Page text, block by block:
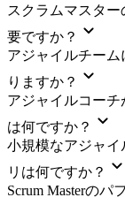
スクラムマスタ
要ですか？
アジャイルチー
りますか？
アジャイルコー
は何ですか？
小規模なアジャ
リは何ですか？
Scrum Masterの